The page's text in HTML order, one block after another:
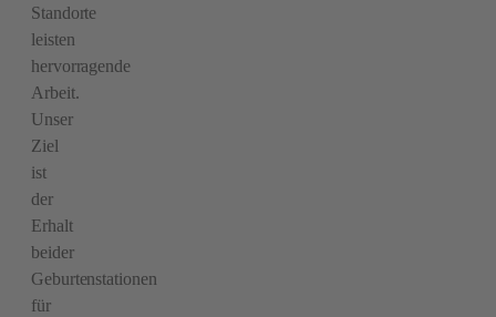
Standorte
leisten
hervorragende
Arbeit.
Unser
Ziel
ist
der
Erhalt
beider
Geburtenstationen
für